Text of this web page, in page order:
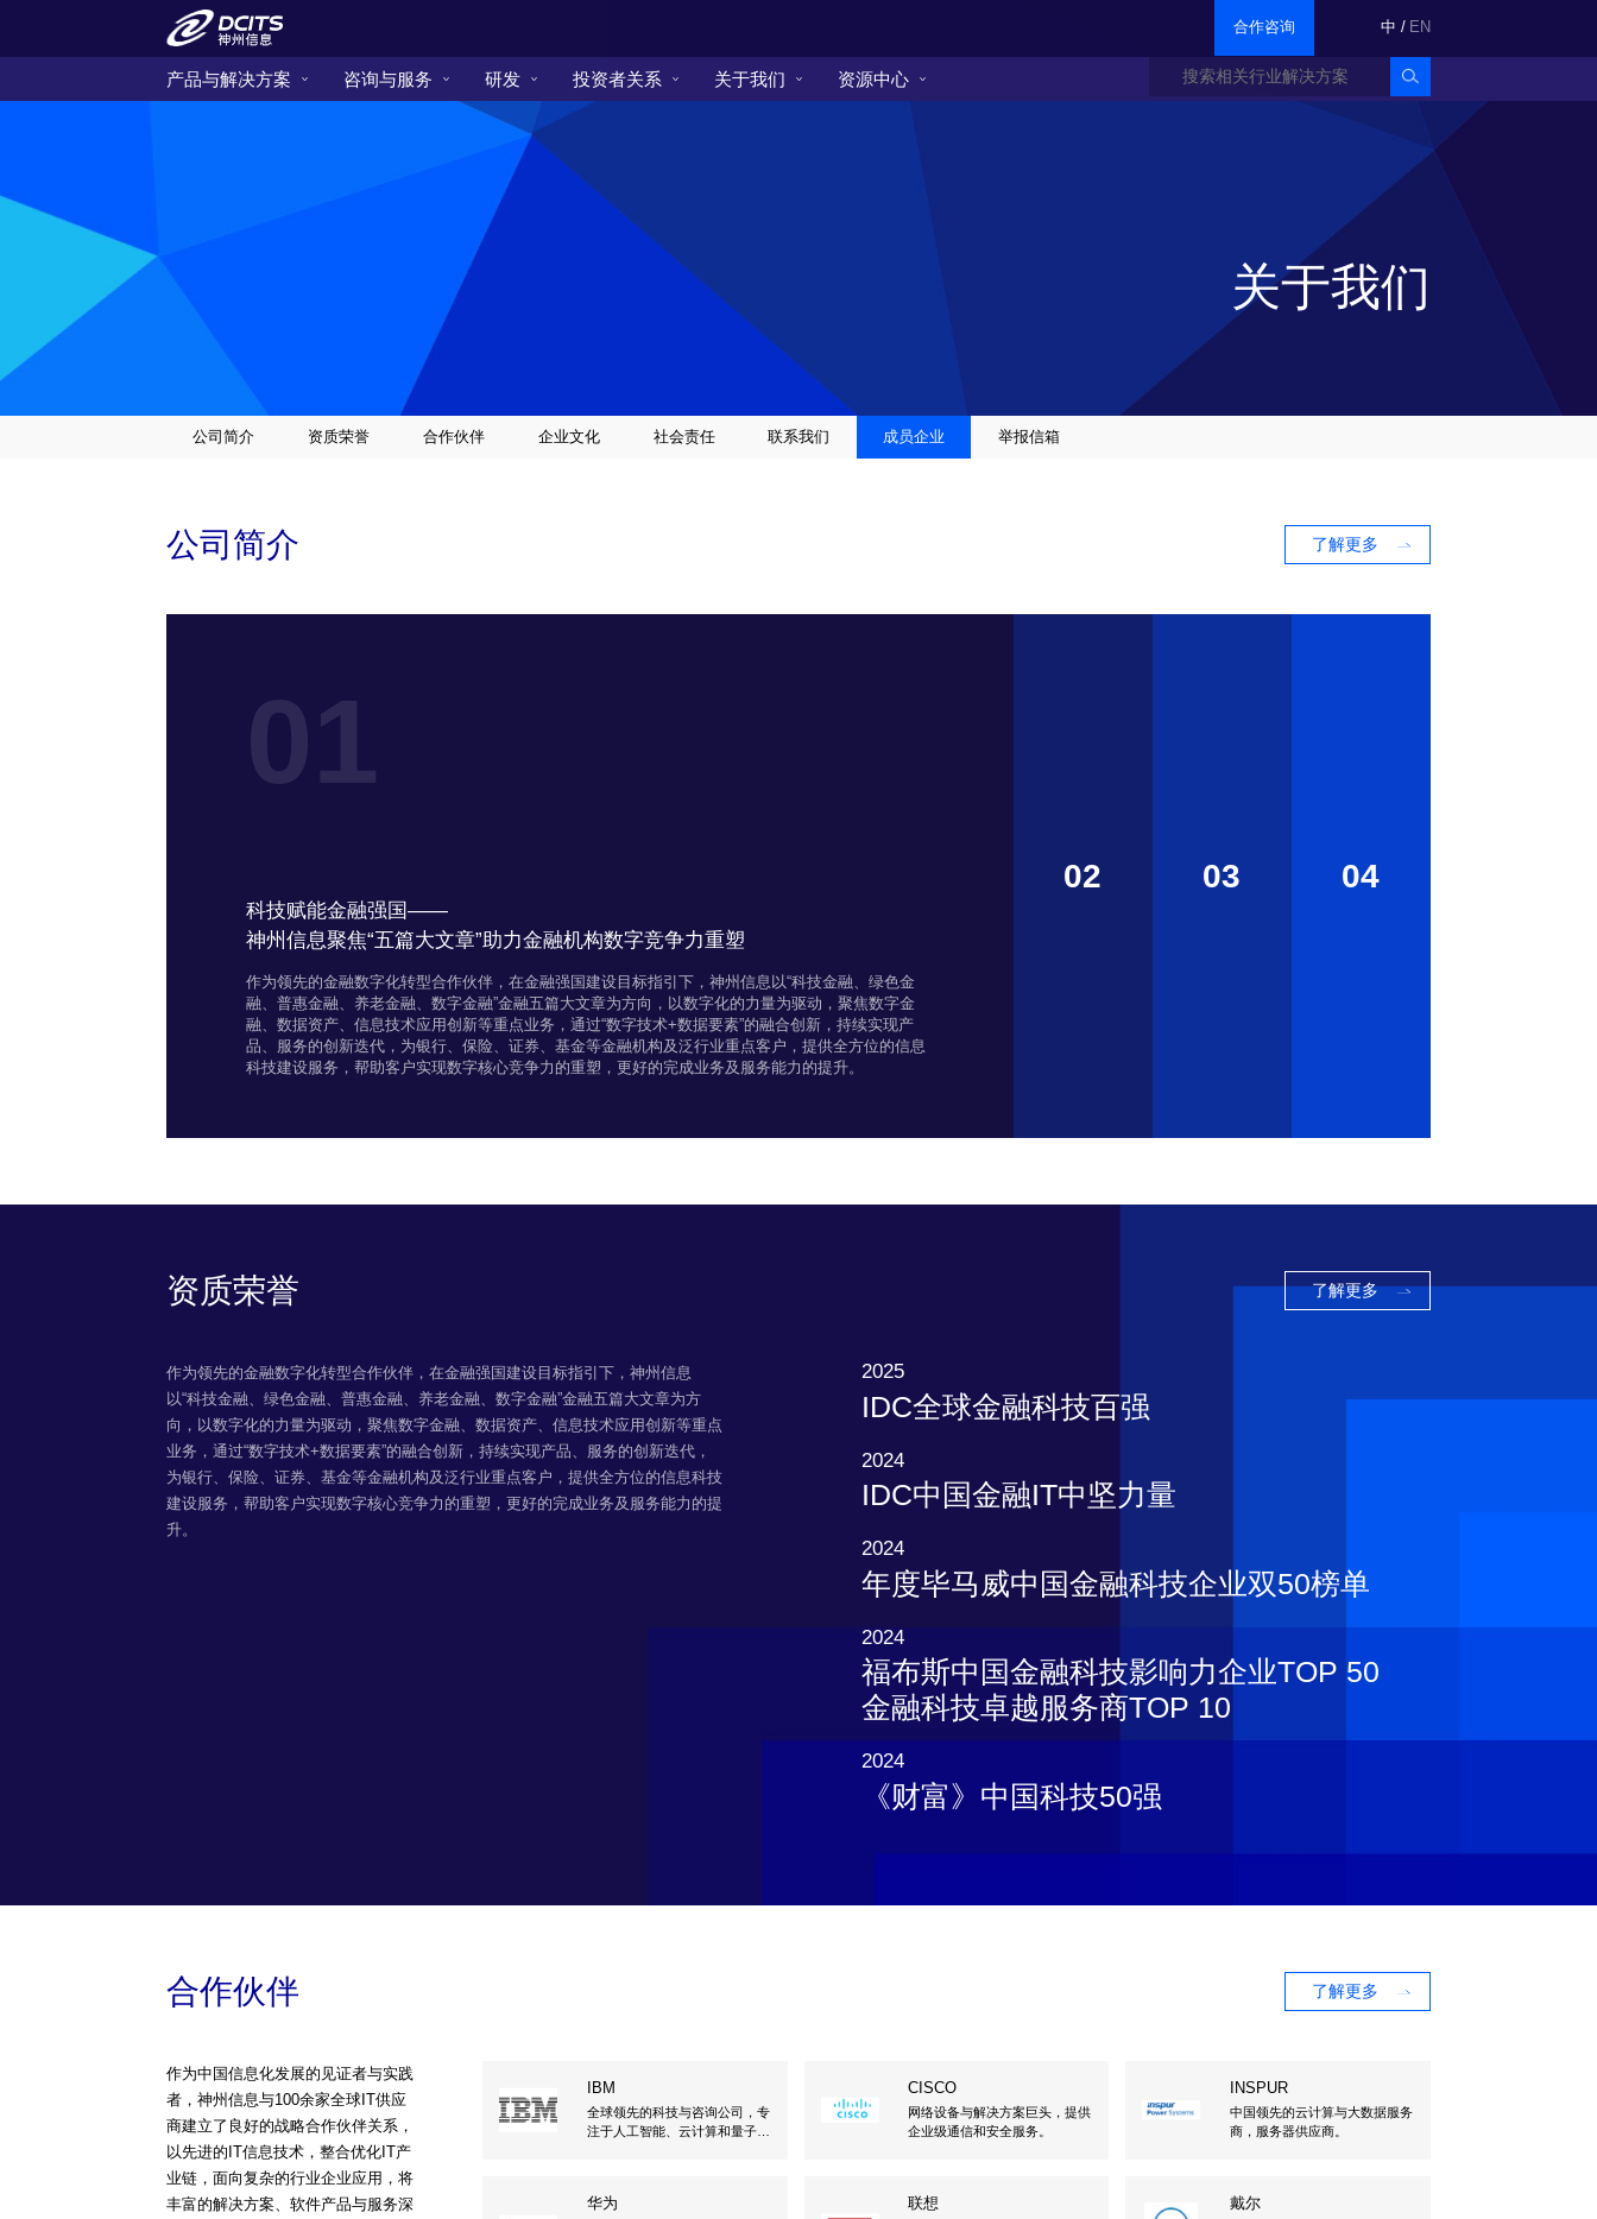
合作咨询 中 / EN
产品与解决方案 咨询与服务 研发 投资者关系 关于我们 资源中心
关于我们
公司简介 资质荣誉 合作伙伴 企业文化 社会责任 联系我们 成员企业 举报信箱
公司简介 了解更多
01
科技赋能金融强国——
神州信息聚焦“五篇大文章”助力金融机构数字竞争力重塑
作为领先的金融数字化转型合作伙伴，在金融强国建设目标指引下，神州信息以“科技金融、绿色金
融、普惠金融、养老金融、数字金融”金融五篇大文章为方向，以数字化的力量为驱动，聚焦数字金
融、数据资产、信息技术应用创新等重点业务，通过“数字技术+数据要素”的融合创新，持续实现产
品、服务的创新迭代，为银行、保险、证券、基金等金融机构及泛行业重点客户，提供全方位的信息
科技建设服务，帮助客户实现数字核心竞争力的重塑，更好的完成业务及服务能力的提升。
02 03 04
资质荣誉 了解更多
作为领先的金融数字化转型合作伙伴，在金融强国建设目标指引下，神州信息
以“科技金融、绿色金融、普惠金融、养老金融、数字金融”金融五篇大文章为方
向，以数字化的力量为驱动，聚焦数字金融、数据资产、信息技术应用创新等重点
业务，通过“数字技术+数据要素”的融合创新，持续实现产品、服务的创新迭代，
为银行、保险、证券、基金等金融机构及泛行业重点客户，提供全方位的信息科技
建设服务，帮助客户实现数字核心竞争力的重塑，更好的完成业务及服务能力的提
升。
2025
IDC全球金融科技百强
2024
IDC中国金融IT中坚力量
2024
年度毕马威中国金融科技企业双50榜单
2024
福布斯中国金融科技影响力企业TOP 50
金融科技卓越服务商TOP 10
2024
《财富》中国科技50强
合作伙伴 了解更多
作为中国信息化发展的见证者与实践
者，神州信息与100余家全球IT供应
商建立了良好的战略合作伙伴关系，
以先进的IT信息技术，整合优化IT产
业链，面向复杂的行业企业应用，将
丰富的解决方案、软件产品与服务深
IBM
全球领先的科技与咨询公司，专
注于人工智能、云计算和量子计
CISCO
网络设备与解决方案巨头，提供
企业级通信和安全服务。
INSPUR
中国领先的云计算与大数据服务
商，服务器供应商。
华为 联想 戴尔